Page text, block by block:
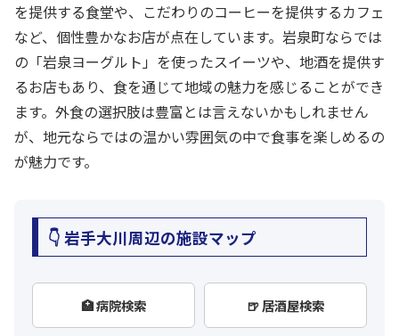
を提供する食堂や、こだわりのコーヒーを提供するカフェ
など、個性豊かなお店が点在しています。岩泉町ならでは
の「岩泉ヨーグルト」を使ったスイーツや、地酒を提供す
るお店もあり、食を通じて地域の魅力を感じることができ
ます。外食の選択肢は豊富とは言えないかもしれません
が、地元ならではの温かい雰囲気の中で食事を楽しめるの
が魅力です。
👇 岩手大川周辺の施設マップ
🏥 病院検索 🍺 居酒屋検索